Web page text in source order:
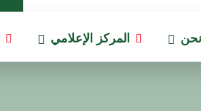
المركز الإعلامي